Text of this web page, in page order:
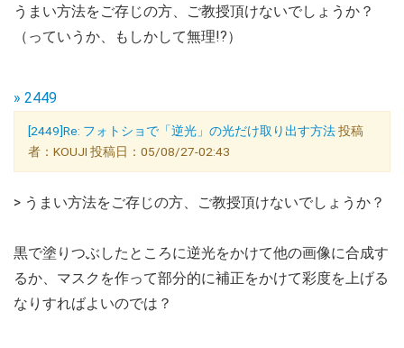
うまい方法をご存じの方、ご教授頂けないでしょうか？
（っていうか、もしかして無理!?）
» 2449
[2449]Re: フォトショで「逆光」の光だけ取り出す方法投稿
者：KOUJI 投稿日：05/08/27-02:43
> うまい方法をご存じの方、ご教授頂けないでしょうか？
黒で塗りつぶしたところに逆光をかけて他の画像に合成す
るか、マスクを作って部分的に補正をかけて彩度を上げる
なりすればよいのでは？